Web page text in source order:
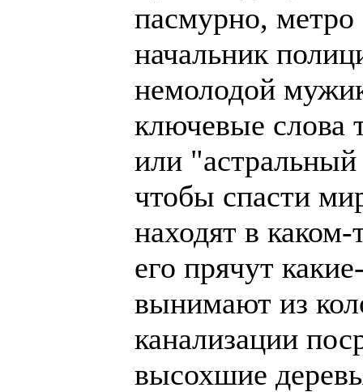
пасмурно, метро
начальник
немолодой
ключевые слова
или "астральный
чтобы спасти
находят в
его прячут
вынимают из
канализации
высохшие